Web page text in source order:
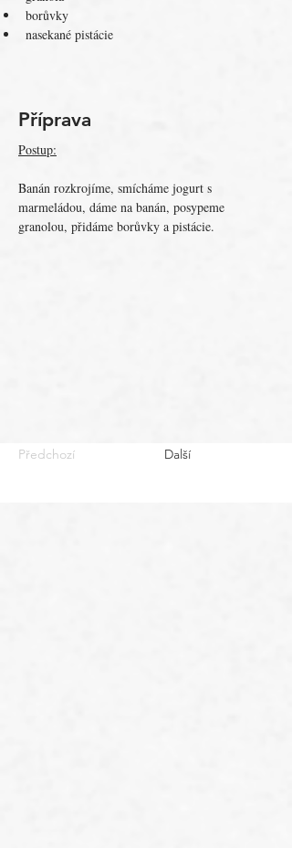
borůvky
nasekané pistácie
Příprava
Postup:
Banán rozkrojíme, smícháme jogurt s
marmeládou, dáme na banán, posypeme
granolou, přidáme borůvky a pistácie.
Předchozí Další